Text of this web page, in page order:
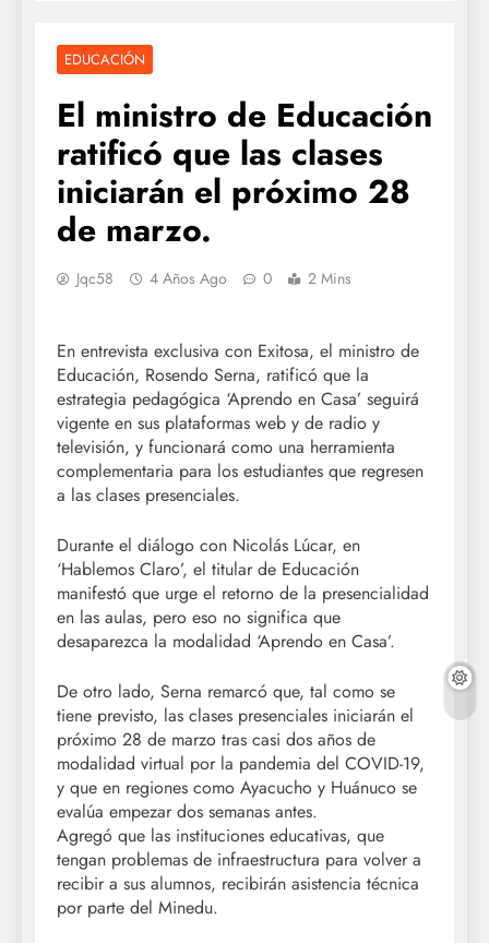
EDUCACIÓN
El ministro de Educación
ratificó que las clases
iniciarán el próximo 28
de marzo.
Jqc58 4 Años Ago 0 2 Mins
En entrevista exclusiva con Exitosa, el ministro de
Educación, Rosendo Serna, ratificó que la
estrategia pedagógica ‘Aprendo en Casa’ seguirá
vigente en sus plataformas web y de radio y
televisión, y funcionará como una herramienta
complementaria para los estudiantes que regresen
a las clases presenciales.
Durante el diálogo con Nicolás Lúcar, en
‘Hablemos Claro’, el titular de Educación
manifestó que urge el retorno de la presencialidad
en las aulas, pero eso no significa que
desaparezca la modalidad ‘Aprendo en Casa’.
De otro lado, Serna remarcó que, tal como se
tiene previsto, las clases presenciales iniciarán el
próximo 28 de marzo tras casi dos años de
modalidad virtual por la pandemia del COVID-19,
y que en regiones como Ayacucho y Huánuco se
evalúa empezar dos semanas antes.
Agregó que las instituciones educativas, que
tengan problemas de infraestructura para volver a
recibir a sus alumnos, recibirán asistencia técnica
por parte del Minedu.